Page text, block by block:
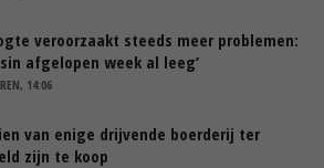
veroorzaakt steeds meer problemen:
afgelopen week al leeg’
14:06
van enige drijvende boerderij ter
zijn te koop